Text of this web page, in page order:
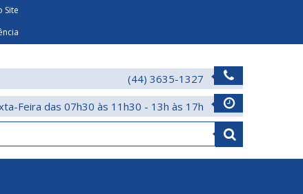
Site
(44) 3635-1327
Feira das 07h30 às 11h30 - 13h às 17h